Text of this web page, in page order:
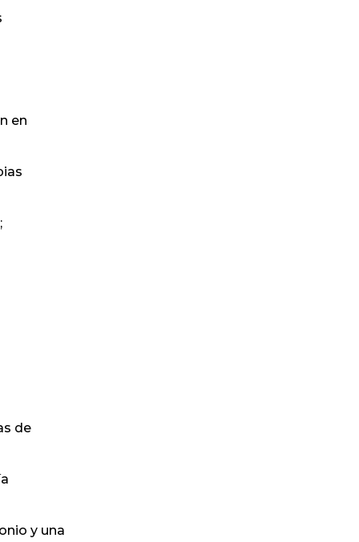
en
de
y una